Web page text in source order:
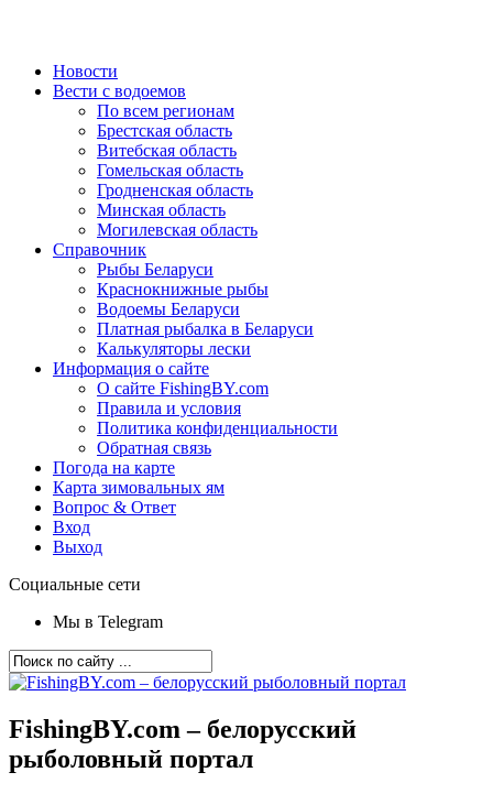
Новости
Вести с водоемов
По всем регионам
Брестская область
Витебская область
Гомельская область
Гродненская область
Минская область
Могилевская область
Справочник
Рыбы Беларуси
Краснокнижные рыбы
Водоемы Беларуси
Платная рыбалка в Беларуси
Калькуляторы лески
Информация о сайте
О сайте FishingBY.com
Правила и условия
Политика конфиденциальности
Обратная связь
Погода на карте
Карта зимовальных ям
Вопрос & Ответ
Вход
Выход
Социальные сети
Мы в Telegram
FishingBY.com – белорусский
рыболовный портал